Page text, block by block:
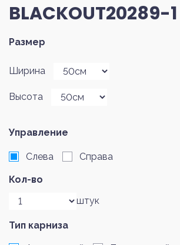
BLACKOUT20289-1
Размер
Ширина
Высота
Управление
Слева Справа
Кол-во
штук
Тип карниза